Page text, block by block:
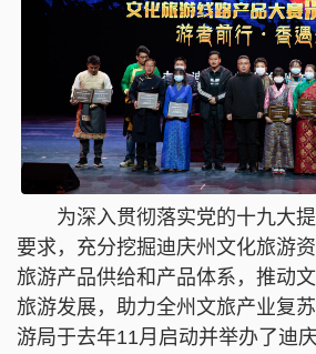
为深入贯彻落实党的十九大提
要求，充分挖掘迪庆州文化旅游
旅游产品供给和产品体系，推动
旅游发展，助力全州文旅产业复
游局于去年11月启动并举办了迪